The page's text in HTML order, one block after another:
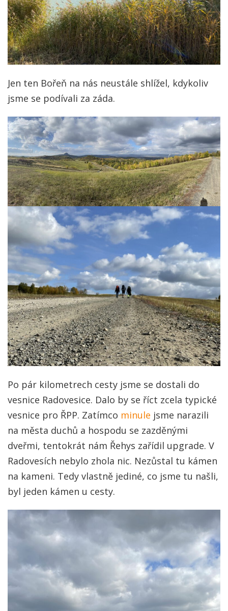
Jen ten Bořeň na nás neustále shlížel, kdykoliv
jsme se podívali za záda.
Po pár kilometrech cesty jsme se dostali do
vesnice Radovesice. Dalo by se říct zcela typické
vesnice pro ŘPP. Zatímco minule jsme narazili
na města duchů a hospodu se zazděnými
dveřmi, tentokrát nám Řehys zařídil upgrade. V
Radovesích nebylo zhola nic. Nezůstal tu kámen
na kameni. Tedy vlastně jediné, co jsme tu našli,
byl jeden kámen u cesty.